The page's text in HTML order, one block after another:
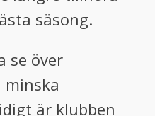
säsong.
se över
minska
är klubben